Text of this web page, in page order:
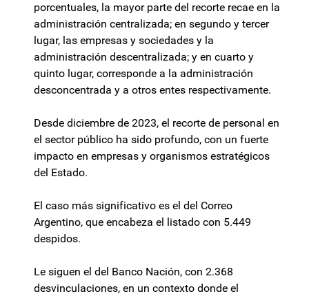
porcentuales, la mayor parte del recorte recae en la
administración centralizada; en segundo y tercer
lugar, las empresas y sociedades y la
administración descentralizada; y en cuarto y
quinto lugar, corresponde a la administración
desconcentrada y a otros entes respectivamente.
Desde diciembre de 2023, el recorte de personal en
el sector público ha sido profundo, con un fuerte
impacto en empresas y organismos estratégicos
del Estado.
El caso más significativo es el del Correo
Argentino, que encabeza el listado con 5.449
despidos.
Le siguen el del Banco Nación, con 2.368
desvinculaciones, en un contexto donde el